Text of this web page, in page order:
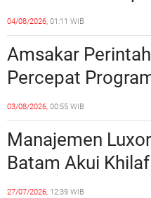
Barelang Usut
Unsur
04/08/2026, 01:11 WIB
Amsakar
Percepat
Prioritas,
Realisasi
Lampaui 50
03/08/2026, 00:55 WIB
Manajemen
Batam Akui
Minta Maaf,
27/07/2026, 12:39 WIB